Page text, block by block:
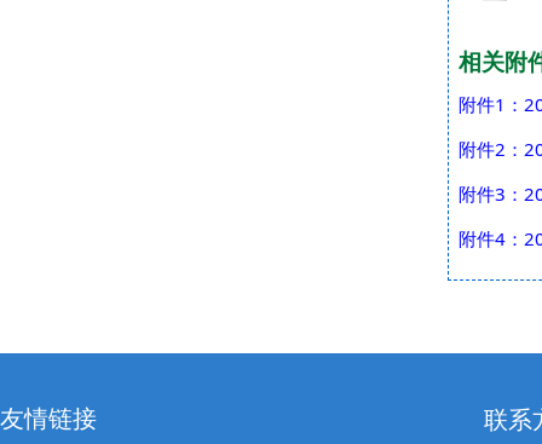
相关附
附件1：
附件2：
附件3：
附件4：
友情链接 联系